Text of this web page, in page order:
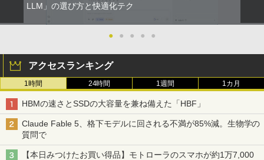
LLM」の選び方と快適化テク
● ● ● ● ●
アクセスランキング
1時間 24時間 1週間 1カ月
HBMの速さとSSDの大容量を兼ね備えた「HBF」
Claude Fable 5、格下モデルに回される不満が85%減。生物学の
質問で
【本日みつけたお買い得品】モトローラのスマホが約1万7,000